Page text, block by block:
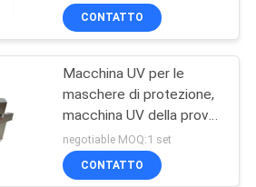
CONTATTO
Macchina UV per le
maschere di protezione,
macchina UV della prova
del forno di
sterilizzazione di
radiazione ultravioletta
negotiable MOQ:1 set
CONTATTO